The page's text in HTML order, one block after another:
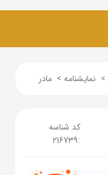
> نمایشنامه > مادر
کد شناسه
:
216739